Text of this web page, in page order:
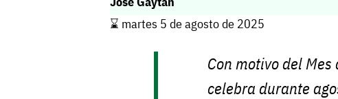
⌛️ martes 5 de agosto de 2025
Con motivo del
celebra durante